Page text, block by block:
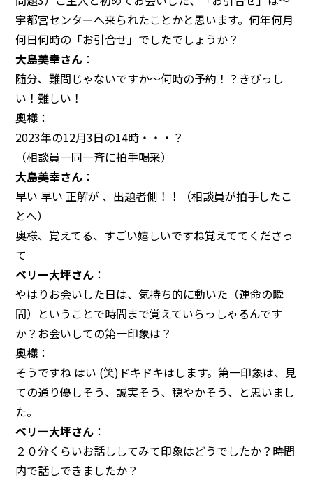
宇都宮センターへ来られたことかと思います。何年何月
何日何時の「お引合せ」でしたでしょうか？
大島美幸さん ：
随分、難問じゃないですか～何時の予約！？きびっし
い！難しい！
奥様 ：
2023年の12月3日の14時・・・？
（相談員一同一斉に拍手喝采）
大島美幸さん ：
早い 早い 正解が 、出題者側！！（相談員が拍手したこ
とへ）
奥様、覚えてる、すごい嬉しいですね覚えててくださっ
て
ベリー大坪さん ：
やはりお会いした日は、気持ち的に動いた（運命の瞬
間）ということで時間まで覚えていらっしゃるんです
か？お会いしての第一印象は？
奥様 ：
そうですね はい (笑)ドキドキはします。第一印象は、見
ての通り優しそう、誠実そう、穏やかそう、と思いまし
た。
ベリー大坪さん ：
２０分くらいお話ししてみて印象はどうでしたか？時間
内で話しできましたか？